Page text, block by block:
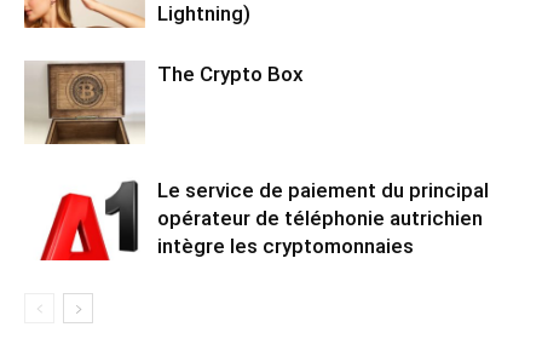
Lightning)
The Crypto Box
Le service de paiement du principal
opérateur de téléphonie autrichien
intègre les cryptomonnaies